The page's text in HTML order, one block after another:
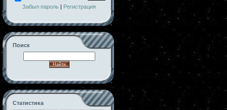
Забыл пароль | Регистрация
Поиск
Статистика